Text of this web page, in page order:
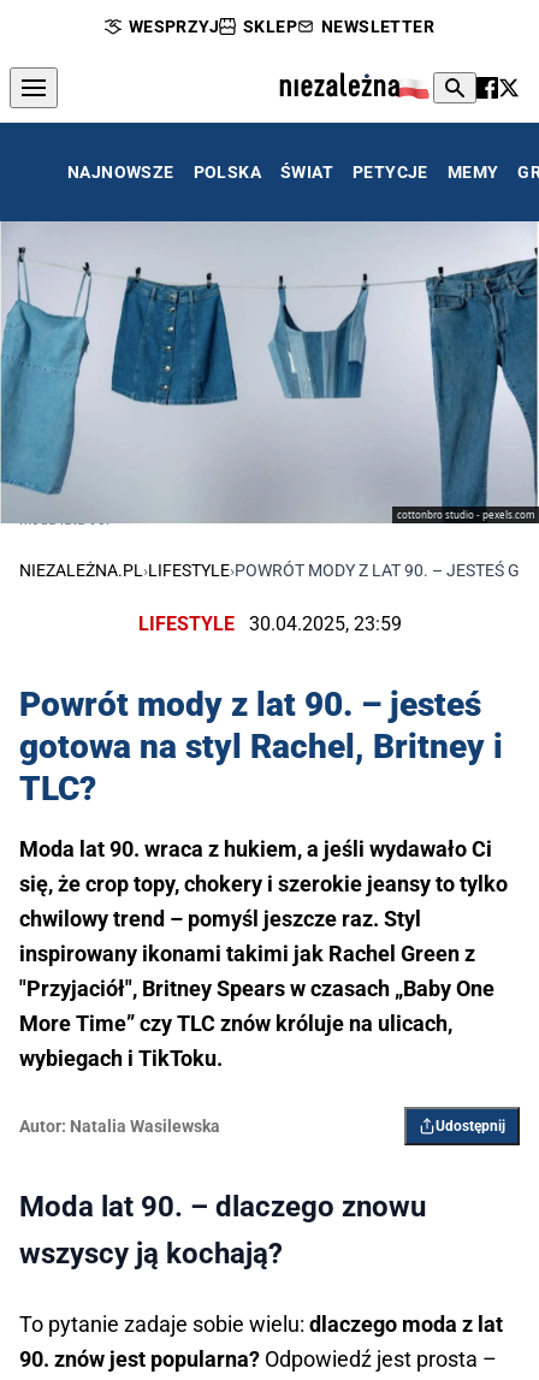
WESPRZYJ SKLEP NEWSLETTER
NAJNOWSZE POLSKA ŚWIAT PETYCJE MEMY
cottonbro studio - pexels.com
Moda lata 90.
NIEZALEŻNA.PL ›LIFESTYLE›POWRÓT MODY Z LAT 90. – JESTEŚ
LIFESTYLE 30.04.2025, 23:59
Powrót mody z lat 90. – jesteś
gotowa na styl Rachel, Britney i
TLC?
Moda lat 90. wraca z hukiem, a jeśli wydawało Ci
się, że crop topy, chokery i szerokie jeansy to tylko
chwilowy trend – pomyśl jeszcze raz. Styl
inspirowany ikonami takimi jak Rachel Green z
"Przyjaciół", Britney Spears w czasach „Baby One
More Time” czy TLC znów króluje na ulicach,
wybiegach i TikToku.
Autor: Natalia Wasilewska Udostępnij
Moda lat 90. – dlaczego znowu
wszyscy ją kochają?
To pytanie zadaje sobie wielu: dlaczego moda z lat
90. znów jest popularna? Odpowiedź jest prosta –